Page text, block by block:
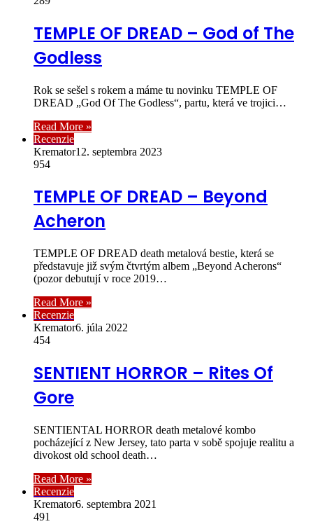
TEMPLE OF DREAD – God of The
Godless
Rok se sešel s rokem a máme tu novinku TEMPLE OF
DREAD „God Of The Godless“, partu, která ve trojici…
Read More »
Recenzie
Kremator12. septembra 2023
954
TEMPLE OF DREAD – Beyond
Acheron
TEMPLE OF DREAD death metalová bestie, která se
představuje již svým čtvrtým albem „Beyond Acherons“
(pozor debutují v roce 2019…
Read More »
Recenzie
Kremator6. júla 2022
454
SENTIENT HORROR – Rites Of
Gore
SENTIENTAL HORROR death metalové kombo
pocházející z New Jersey, tato parta v sobě spojuje realitu a
divokost old school death…
Read More »
Recenzie
Kremator6. septembra 2021
491